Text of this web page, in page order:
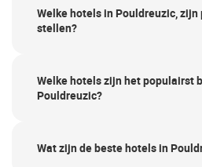
Welke hotels in Pouldreuzic,
stellen?
Welke hotels zijn het populairst
Pouldreuzic?
Wat zijn de beste hotels in